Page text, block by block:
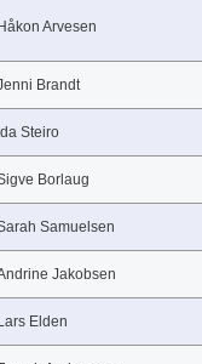
Håkon Arvesen
Brandt
Ida Steiro
Borlaug
Samuelsen
Jakobsen
Lars Elden